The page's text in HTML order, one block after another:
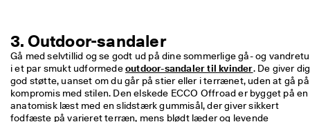
3. Outdoor-sandaler
Gå med selvtillid og se godt ud på dine sommerlige gå- og
i et par smukt udformede outdoor-sandaler til kvinder. De giver dig
god støtte, uanset om du går på stier eller i terrænet, uden at gå på
kompromis med stilen. Den elskede ECCO Offroad er bygget på en
anatomisk læst med en slidstærk gummisål, der giver sikkert
fodfæste på varieret terræn, mens blødt læder og levende